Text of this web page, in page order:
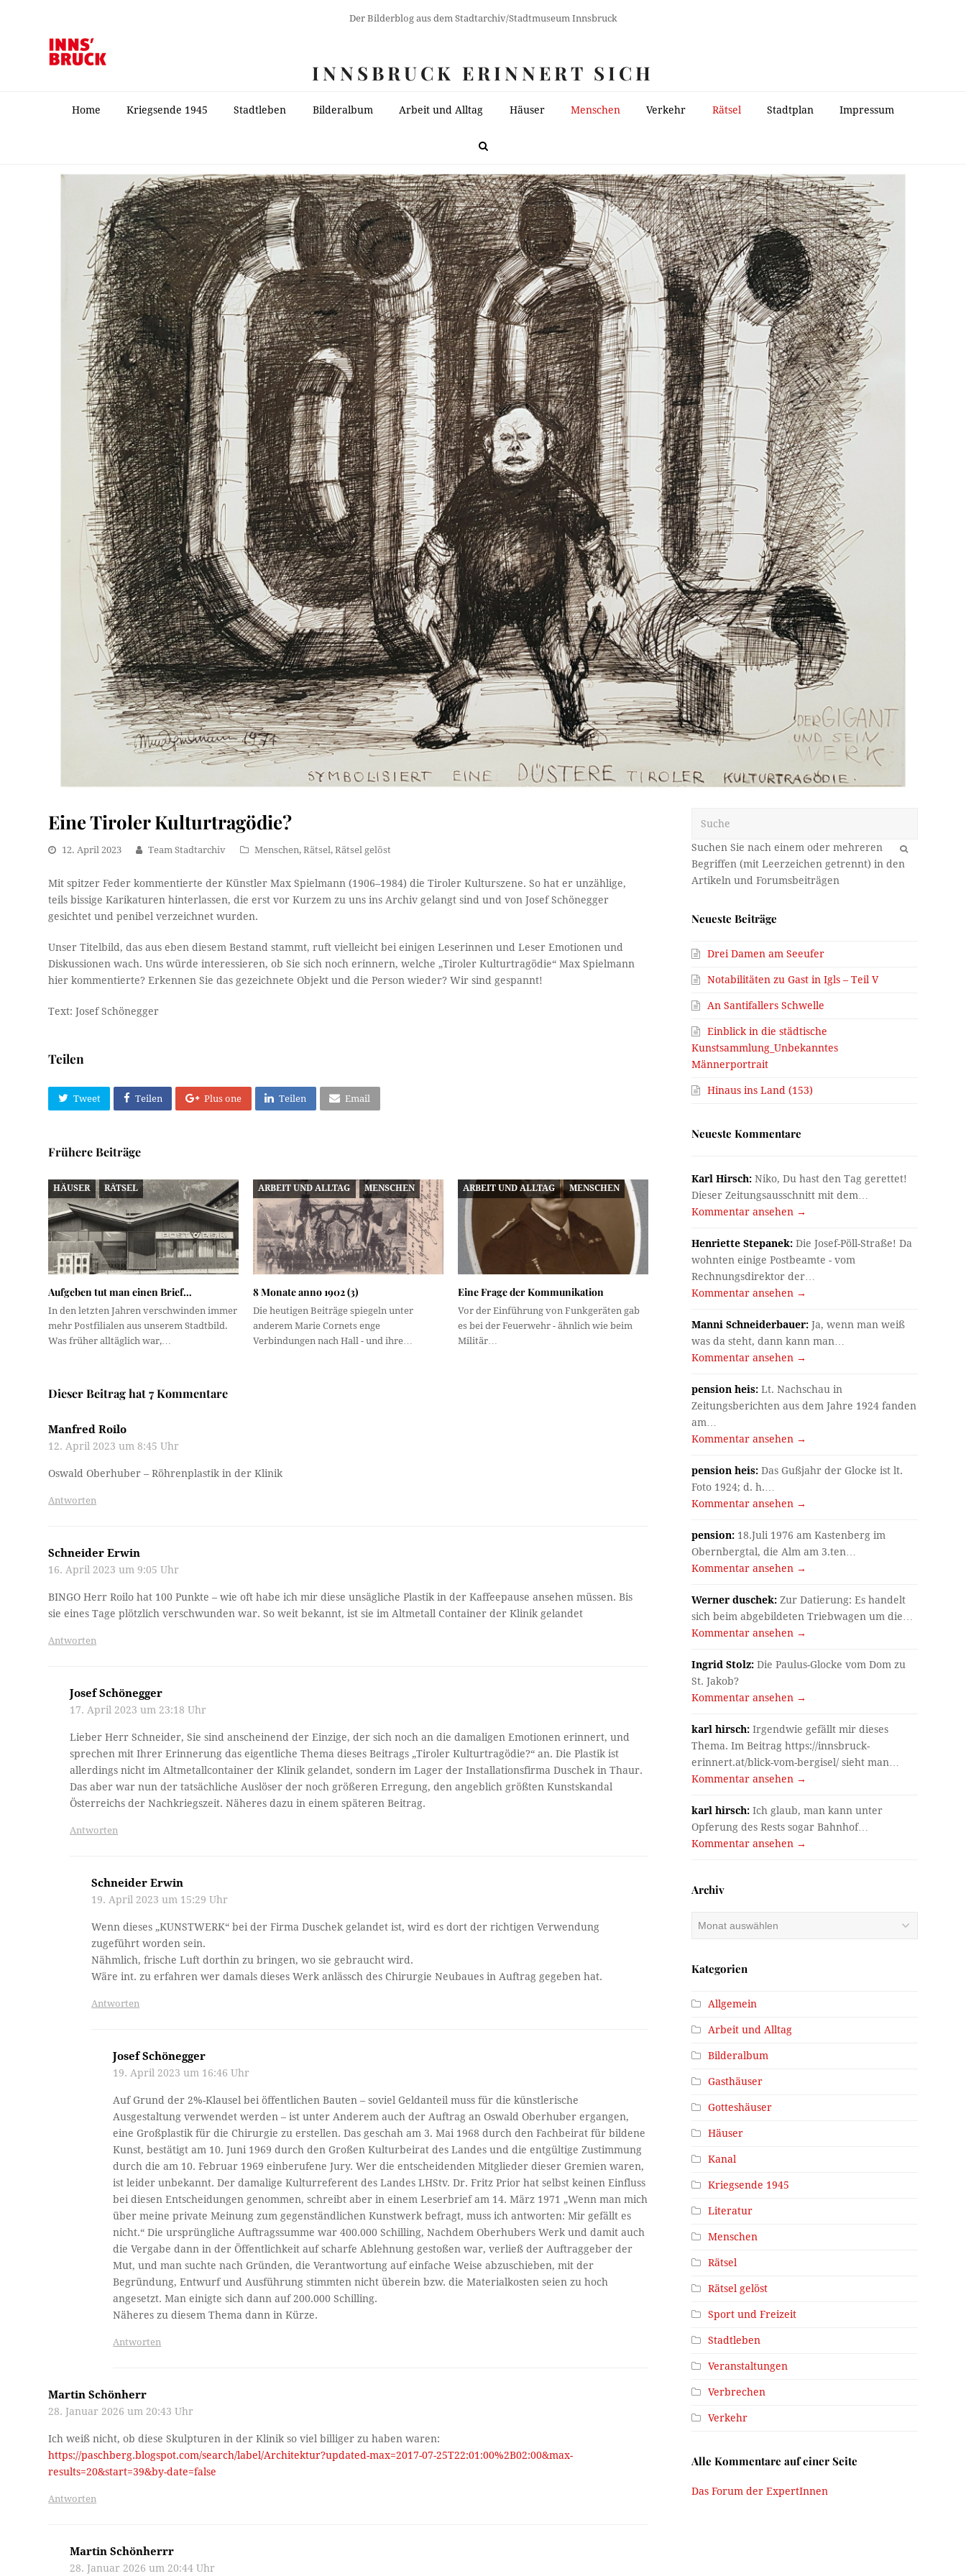
Der Bilderblog aus dem Stadtarchiv/Stadtmuseum Innsbruck
INNSBRUCK ERINNERT SICH
Home Kriegsende 1945 Stadtleben Bilderalbum Arbeit und Alltag Häuser Menschen Verkehr Rätsel Stadtplan Impressum
Eine Tiroler Kulturtragödie?
12. April 2023 Team Stadtarchiv Menschen,Rätsel,Rätsel gelöst
Mit spitzer Feder kommentierte der Künstler Max Spielmann (1906–1984) die Tiroler Kulturszene. So hat er unzählige,
teils bissige Karikaturen hinterlassen, die erst vor Kurzem zu uns ins Archiv gelangt sind und von Josef Schönegger
gesichtet und penibel verzeichnet wurden.
Unser Titelbild, das aus eben diesem Bestand stammt, ruft vielleicht bei einigen Leserinnen und Leser Emotionen und
Diskussionen wach. Uns würde interessieren, ob Sie sich noch erinnern, welche „Tiroler Kulturtragödie“ Max Spielmann
hier kommentierte? Erkennen Sie das gezeichnete Objekt und die Person wieder? Wir sind gespannt!
Text: Josef Schönegger
Teilen
Tweet Teilen Plus one Teilen Email
Frühere Beiträge
HÄUSER RÄTSEL
Aufgeben tut man einen Brief…
In den letzten Jahren verschwinden immer
mehr Postfilialen aus unserem Stadtbild.
Was früher alltäglich war,…
ARBEIT UND ALLTAG MENSCHEN
8 Monate anno 1902 (3)
Die heutigen Beiträge spiegeln unter
anderem Marie Cornets enge
Verbindungen nach Hall - und ihre…
ARBEIT UND ALLTAG MENSCHEN
Eine Frage der Kommunikation
Vor der Einführung von Funkgeräten gab
es bei der Feuerwehr - ähnlich wie beim
Militär…
Dieser Beitrag hat 7 Kommentare
Manfred Roilo
12. April 2023 um 8:45 Uhr
Oswald Oberhuber – Röhrenplastik in der Klinik
Antworten
Schneider Erwin
16. April 2023 um 9:05 Uhr
BINGO Herr Roilo hat 100 Punkte – wie oft habe ich mir diese unsägliche Plastik in der Kaffeepause ansehen müssen. Bis
sie eines Tage plötzlich verschwunden war. So weit bekannt, ist sie im Altmetall Container der Klinik gelandet
Antworten
Josef Schönegger
17. April 2023 um 23:18 Uhr
Lieber Herr Schneider, Sie sind anscheinend der Einzige, der sich noch an die damaligen Emotionen erinnert, und
sprechen mit Ihrer Erinnerung das eigentliche Thema dieses Beitrags „Tiroler Kulturtragödie?“ an. Die Plastik ist
allerdings nicht im Altmetallcontainer der Klinik gelandet, sondern im Lager der Installationsfirma Duschek in Thaur.
Das aber war nun der tatsächliche Auslöser der noch größeren Erregung, den angeblich größten Kunstskandal
Österreichs der Nachkriegszeit. Näheres dazu in einem späteren Beitrag.
Antworten
Schneider Erwin
19. April 2023 um 15:29 Uhr
Wenn dieses „KUNSTWERK“ bei der Firma Duschek gelandet ist, wird es dort der richtigen Verwendung
zugeführt worden sein.
Nähmlich, frische Luft dorthin zu bringen, wo sie gebraucht wird.
Wäre int. zu erfahren wer damals dieses Werk anlässch des Chirurgie Neubaues in Auftrag gegeben hat.
Antworten
Josef Schönegger
19. April 2023 um 16:46 Uhr
Auf Grund der 2%-Klausel bei öffentlichen Bauten – soviel Geldanteil muss für die künstlerische
Ausgestaltung verwendet werden – ist unter Anderem auch der Auftrag an Oswald Oberhuber ergangen,
eine Großplastik für die Chirurgie zu erstellen. Das geschah am 3. Mai 1968 durch den Fachbeirat für bildene
Kunst, bestätigt am 10. Juni 1969 durch den Großen Kulturbeirat des Landes und die entgültige Zustimmung
durch die am 10. Februar 1969 einberufene Jury. Wer die entscheidenden Mitglieder dieser Gremien waren,
ist leider unbekannt. Der damalige Kulturreferent des Landes LHStv. Dr. Fritz Prior hat selbst keinen Einfluss
bei diesen Entscheidungen genommen, schreibt aber in einem Leserbrief am 14. März 1971 „Wenn man mich
über meine private Meinung zum gegenständlichen Kunstwerk befragt, muss ich antworten: Mir gefällt es
nicht.“ Die ursprüngliche Auftragssumme war 400.000 Schilling, Nachdem Oberhubers Werk und damit auch
die Vergabe dann in der Öffentlichkeit auf scharfe Ablehnung gestoßen war, verließ der Auftraggeber der
Mut, und man suchte nach Gründen, die Verantwortung auf einfache Weise abzuschieben, mit der
Begründung, Entwurf und Ausführung stimmten nicht überein bzw. die Materialkosten seien zu hoch
angesetzt. Man einigte sich dann auf 200.000 Schilling.
Näheres zu diesem Thema dann in Kürze.
Antworten
Martin Schönherr
28. Januar 2026 um 20:43 Uhr
Ich weiß nicht, ob diese Skulpturen in der Klinik so viel billiger zu haben waren:
https://paschberg.blogspot.com/search/label/Architektur?updated-max=2017-07-25T22:01:00%2B02:00&max-
results=20&start=39&by-date=false
Antworten
Martin Schönherrr
28. Januar 2026 um 20:44 Uhr
OK
Neueste Beiträge
Drei Damen am Seeufer
Notabilitäten zu Gast in Igls – Teil V
An Santifallers Schwelle
Einblick in die städtische
Kunstsammlung_Unbekanntes
Männerportrait
Hinaus ins Land (153)
Neueste Kommentare
Karl Hirsch: Niko, Du hast den Tag gerettet!
Dieser Zeitungsausschnitt mit dem…
Kommentar ansehen →
Henriette Stepanek: Die Josef-Pöll-Straße! Da
wohnten einige Postbeamte - vom
Rechnungsdirektor der…
Kommentar ansehen →
Manni Schneiderbauer: Ja, wenn man weiß
was da steht, dann kann man…
Kommentar ansehen →
pension heis: Lt. Nachschau in
Zeitungsberichten aus dem Jahre 1924 fanden
am…
Kommentar ansehen →
pension heis: Das Gußjahr der Glocke ist lt.
Foto 1924; d. h.…
Kommentar ansehen →
pension: 18.Juli 1976 am Kastenberg im
Obernbergtal, die Alm am 3.ten…
Kommentar ansehen →
Werner duschek: Zur Datierung: Es handelt
sich beim abgebildeten Triebwagen um die…
Kommentar ansehen →
Ingrid Stolz: Die Paulus-Glocke vom Dom zu
St. Jakob?
Kommentar ansehen →
karl hirsch: Irgendwie gefällt mir dieses
Thema. Im Beitrag https://innsbruck-
erinnert.at/blick-vom-bergisel/ sieht man…
Kommentar ansehen →
karl hirsch: Ich glaub, man kann unter
Opferung des Rests sogar Bahnhof…
Kommentar ansehen →
Archiv
Archiv
Kategorien
Allgemein
Arbeit und Alltag
Bilderalbum
Gasthäuser
Gotteshäuser
Häuser
Kanal
Kriegsende 1945
Literatur
Menschen
Rätsel
Rätsel gelöst
Sport und Freizeit
Stadtleben
Veranstaltungen
Verbrechen
Verkehr
Alle Kommentare auf einer Seite
Das Forum der ExpertInnen